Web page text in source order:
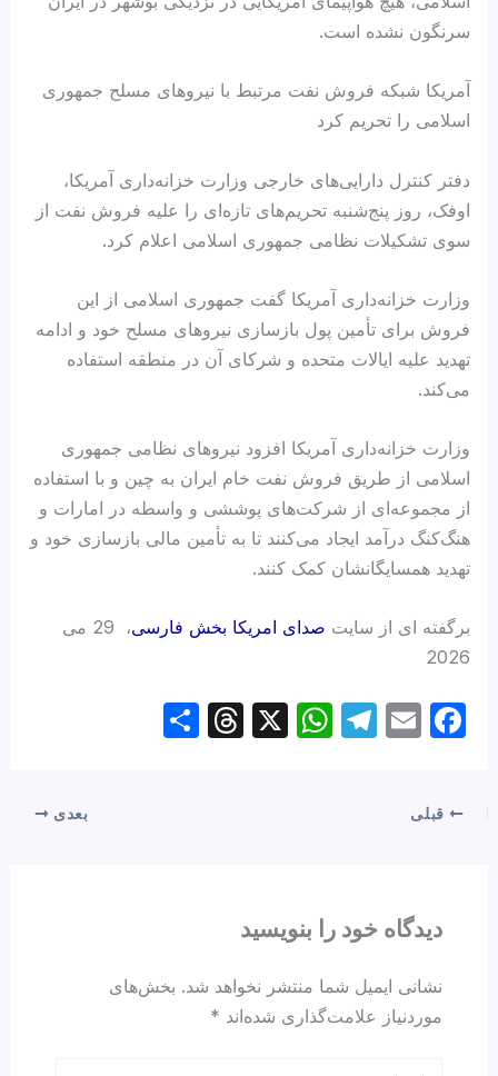
سرنگون نشده است.
آمریکا شبکه فروش نفت مرتبط با نیروهای مسلح جمهوری
اسلامی را تحریم کرد
دفتر کنترل دارایی‌های خارجی وزارت خزانه‌داری آمریکا،
اوفک، روز پنج‌شنبه تحریم‌های تازه‌ای را علیه فروش نفت از
سوی تشکیلات نظامی جمهوری اسلامی اعلام کرد.
وزارت خزانه‌داری آمریکا گفت جمهوری اسلامی از این
فروش برای تأمین پول بازسازی نیروهای مسلح خود و ادامه
تهدید علیه ایالات متحده و شرکای آن در منطقه استفاده
می‌کند.
وزارت خزانه‌داری آمریکا افزود نیروهای نظامی جمهوری
اسلامی از طریق فروش نفت خام ایران به چین و با استفاده
از مجموعه‌ای از شرکت‌های پوششی و واسطه در امارات و
هنگ‌کنگ درآمد ایجاد می‌کنند تا به تأمین مالی بازسازی خود و
تهدید همسایگانشان کمک کنند.
برگفته ای از سایت صدای امریکا بخش فارسی
، 29 می
2026
F
e
o
k
E
T
W
p
X
T
قبلی بعدی
دیدگاه‌ خود را بنویسید
نشانی ایمیل شما منتشر نخواهد شد. بخش‌های
موردنیاز علامت‌گذاری شده‌اند *